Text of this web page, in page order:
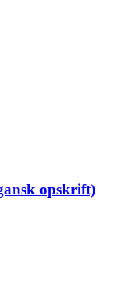
opskrift)